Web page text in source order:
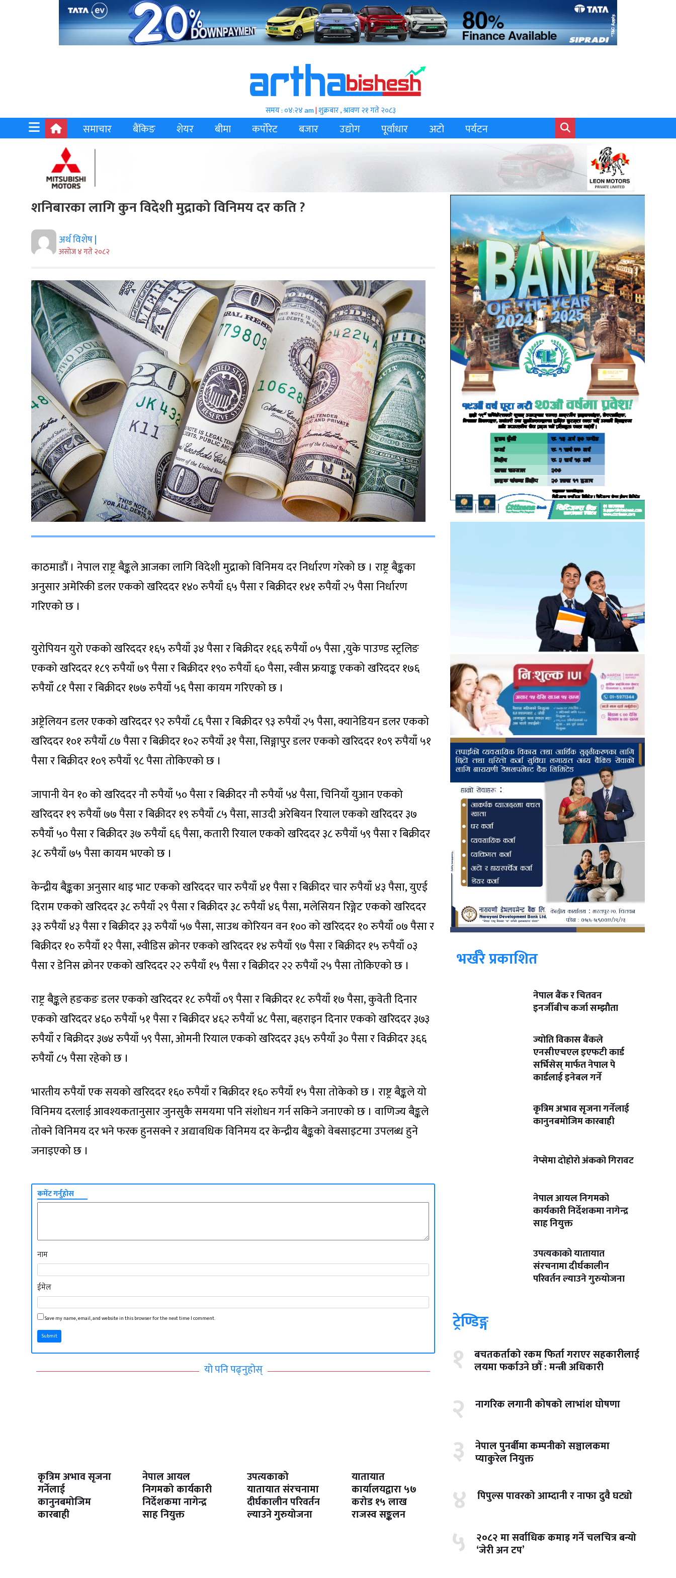
समय : ०४:२४ am|शुक्रबार , श्रावण २१ गते २०८३
समाचार बैंकिङ शेयर बीमा कर्पोरेट बजार उद्योग पूर्वाधार अटो पर्यटन
शनिबारका लागि कुन विदेशी मुद्राको विनिमय दर कति ?
अर्थ विशेष |
असाेज ४ गते २०८२
काठमाडौं । नेपाल राष्ट्र बैङ्कले आजका लागि विदेशी मुद्राको विनिमय दर निर्धारण गरेको छ । राष्ट्र बैङ्कका
अनुसार अमेरिकी डलर एकको खरिददर १४० रुपैयाँ ६५ पैसा र बिक्रीदर १४१ रुपैयाँ २५ पैसा निर्धारण
गरिएको छ ।
युरोपियन युरो एकको खरिददर १६५ रुपैयाँ ३४ पैसा र बिक्रीदर १६६ रुपैयाँ ०५ पैसा ,युके पाउण्ड स्ट्रलिङ
एकको खरिददर १८९ रुपैयाँ ७९ पैसा र बिक्रीदर १९० रुपैयाँ ६० पैसा, स्वीस फ्रयाङ्क एकको खरिददर १७६
रुपैयाँ ८१ पैसा र बिक्रीदर १७७ रुपैयाँ ५६ पैसा कायम गरिएको छ ।
अष्ट्रेलियन डलर एकको खरिददर ९२ रुपैयाँ ८६ पैसा र बिक्रीदर ९३ रुपैयाँ २५ पैसा, क्यानेडियन डलर एकको
खरिददर १०१ रुपैयाँ ८७ पैसा र बिक्रीदर १०२ रुपैयाँ ३१ पैसा, सिङ्गापुर डलर एकको खरिददर १०९ रुपैयाँ ५१
पैसा र बिक्रीदर १०९ रुपैयाँ ९८ पैसा तोकिएको छ ।
जापानी येन १० को खरिददर नौ रुपैयाँ ५० पैसा र बिक्रीदर नौ रुपैयाँ ५४ पैसा, चिनियाँ युआन एकको
खरिददर १९ रुपैयाँ ७७ पैसा र बिक्रीदर १९ रुपैयाँ ८५ पैसा, साउदी अरेबियन रियाल एकको खरिददर ३७
रुपैयाँ ५० पैसा र बिक्रीदर ३७ रुपैयाँ ६६ पैसा, कतारी रियाल एकको खरिददर ३८ रुपैयाँ ५९ पैसा र बिक्रीदर
३८ रुपैयाँ ७५ पैसा कायम भएको छ ।
केन्द्रीय बैङ्कका अनुसार थाइ भाट एकको खरिददर चार रुपैयाँ ४१ पैसा र बिक्रीदर चार रुपैयाँ ४३ पैसा, युएई
दिराम एकको खरिददर ३८ रुपैयाँ २९ पैसा र बिक्रीदर ३८ रुपैयाँ ४६ पैसा, मलेसियन रिङ्गेट एकको खरिददर
३३ रुपैयाँ ४३ पैसा र बिक्रीदर ३३ रुपैयाँ ५७ पैसा, साउथ कोरियन वन १०० को खरिददर १० रुपैयाँ ०७ पैसा र
बिक्रीदर १० रुपैयाँ १२ पैसा, स्वीडिस क्रोनर एकको खरिददर १४ रुपैयाँ ९७ पैसा र बिक्रीदर १५ रुपैयाँ ०३
पैसा र डेनिस क्रोनर एकको खरिददर २२ रुपैयाँ १५ पैसा र बिक्रीदर २२ रुपैयाँ २५ पैसा तोकिएको छ ।
राष्ट्र बैङ्कले हङकङ डलर एकको खरिददर १८ रुपैयाँ ०९ पैसा र बिक्रीदर १८ रुपैयाँ १७ पैसा, कुवेती दिनार
एकको खरिददर ४६० रुपैयाँ ५१ पैसा र बिक्रीदर ४६२ रुपैयाँ ४८ पैसा, बहराइन दिनार एकको खरिददर ३७३
रुपैयाँ र बिक्रीदर ३७४ रुपैयाँ ५९ पैसा, ओमनी रियाल एकको खरिददर ३६५ रुपैयाँ ३० पैसा र विक्रीदर ३६६
रुपैयाँ ८५ पैसा रहेको छ ।
भारतीय रुपैयाँ एक सयको खरिददर १६० रुपैयाँ र बिक्रीदर १६० रुपैयाँ १५ पैसा तोकेको छ । राष्ट्र बैङ्कले यो
विनिमय दरलाई आवश्यकतानुसार जुनसुकै समयमा पनि संशोधन गर्न सकिने जनाएको छ । वाणिज्य बैङ्कले
तोक्ने विनिमय दर भने फरक हुनसक्ने र अद्यावधिक विनिमय दर केन्द्रीय बैङ्कको वेबसाइटमा उपलब्ध हुने
जनाइएको छ ।
कमेंट गर्नुहोस
नाम
ईमेल
Save my name, email, and website in this browser for the next time I comment.
Submit
यो पनि पढ्नुहोस्
कृत्रिम अभाव सृजना
गर्नेलाई
कानुनबमोजिम
कारबाही
नेपाल आयल
निगमको कार्यकारी
निर्देशकमा नागेन्द्र
साह नियुक्त
उपत्यकाको
यातायात संरचनामा
दीर्घकालीन परिवर्तन
ल्याउने गुरुयोजना
यातायात
कार्यालयद्वारा ५७
करोड १५ लाख
राजस्व सङ्कलन
भर्खरै प्रकाशित
नेपाल बैंक र चितवन
इनर्जीबीच कर्जा सम्झौता
ज्योति विकास बैंकले
एनसीएचएल इएफटी कार्ड
सर्भिसेस् मार्फत नेपाल पे
कार्डलाई इनेबल गर्ने
कृत्रिम अभाव सृजना गर्नेलाई
कानुनबमोजिम कारबाही
नेप्सेमा दोहोरो अंकको गिरावट
नेपाल आयल निगमको
कार्यकारी निर्देशकमा नागेन्द्र
साह नियुक्त
उपत्यकाको यातायात
संरचनामा दीर्घकालीन
परिवर्तन ल्याउने गुरुयोजना
ट्रेण्डिङ्ग
१ बचतकर्ताको रकम फिर्ता गराएर सहकारीलाई
लयमा फर्काउने छौँ : मन्त्री अधिकारी
२ नागरिक लगानी कोषको लाभांश घोषणा
३ नेपाल पुनर्बीमा कम्पनीको सञ्चालकमा
प्याकुरेल नियुक्त
४ पिपुल्स पावरको आम्दानी र नाफा दुवै घट्यो
५ २०८२ मा सर्वाधिक कमाइ गर्ने चलचित्र बन्यो
‘जेरी अन टप’